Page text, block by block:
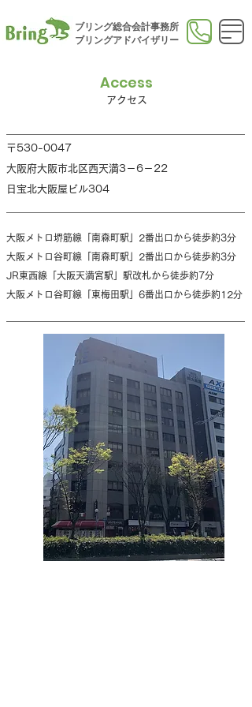
ブリング総合会計事務所
​ブリングアドバイザリー
Access
​アクセス​
〒530-0047
大阪府大阪市北区西天満3－6－22​
​日宝北大阪屋ビル304
大阪メトロ堺筋線「南森町駅」2番出口から徒歩約3分
大阪メトロ谷町線「南森町駅」2番出口から徒歩約3分
JR東西線「大阪天満宮駅」駅改札から徒歩約7分
​大阪メトロ谷町線「東梅田駅」6番出口から徒歩約12分